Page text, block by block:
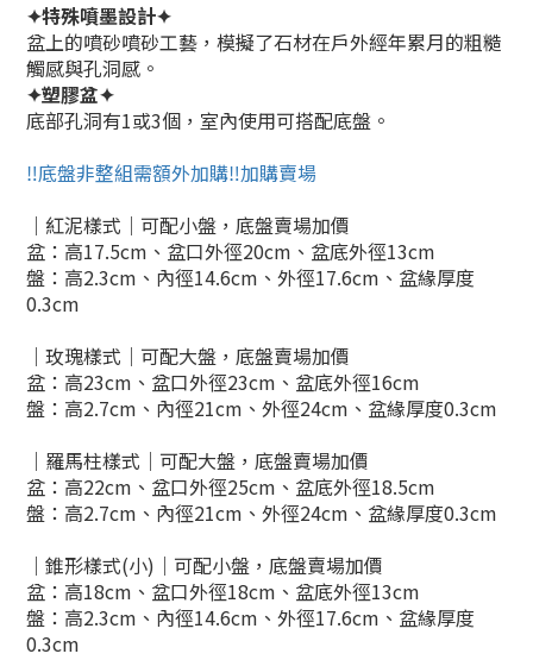
✦特殊噴墨設計✦
盆上的噴砂噴砂工藝，模擬了石材在戶外經年累月的粗糙
觸感與孔洞感。
✦塑膠盆✦
底部孔洞有1或3個，室內使用可搭配底盤。
‼️底盤非整組需額外加購‼️加購賣場
｜紅泥樣式 ｜可配小盤，底盤賣場加價
盆： 高17.5cm、盆口外徑20cm、盆底外徑13cm
盤：高2.3cm、 內徑14.6cm、外徑17.6cm、盆緣厚度
0.3cm
｜玫瑰樣式 ｜可配大盤 ，底盤賣場加價
盆： 高23cm、盆口外徑23cm、盆底外徑16cm
盤： 高2.7cm、 內徑21cm、外徑24cm、盆緣厚度0.3cm
｜羅馬柱樣式 ｜可配大盤 ，底盤賣場加價
盆： 高22cm、盆口外徑25cm、盆底外徑18.5cm
盤： 高2.7cm、 內徑21cm、外徑24cm、盆緣厚度0.3cm
｜錐形樣式(小)｜可配小盤，底盤賣場加價
盆：高18cm、盆口外徑18cm、盆底外徑13cm
盤：高2.3cm、內徑14.6cm、外徑17.6cm、盆緣厚度
0.3cm